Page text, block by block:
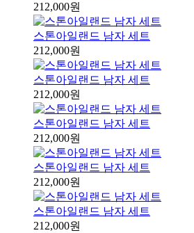
212,000원
스톤아일랜드 남자 세트
212,000원
스톤아일랜드 남자 세트
212,000원
스톤아일랜드 남자 세트
212,000원
스톤아일랜드 남자 세트
212,000원
스톤아일랜드 남자 세트
212,000원